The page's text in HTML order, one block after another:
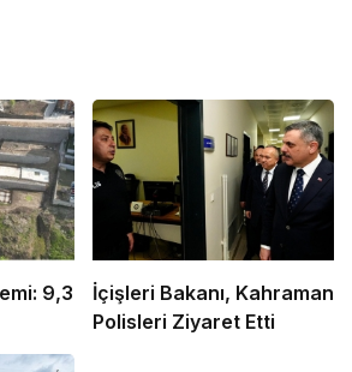
9,3
İçişleri Bakanı, Kahraman
Polisleri Ziyaret Etti